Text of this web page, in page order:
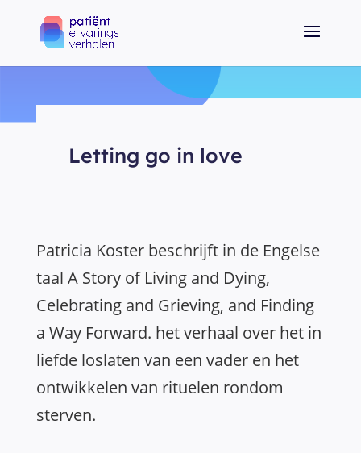
Letting go in love
Patricia Koster beschrijft in de Engelse
taal A Story of Living and Dying,
Celebrating and Grieving, and Finding
a Way Forward. het verhaal over het in
liefde loslaten van een vader en het
ontwikkelen van rituelen rondom
sterven.